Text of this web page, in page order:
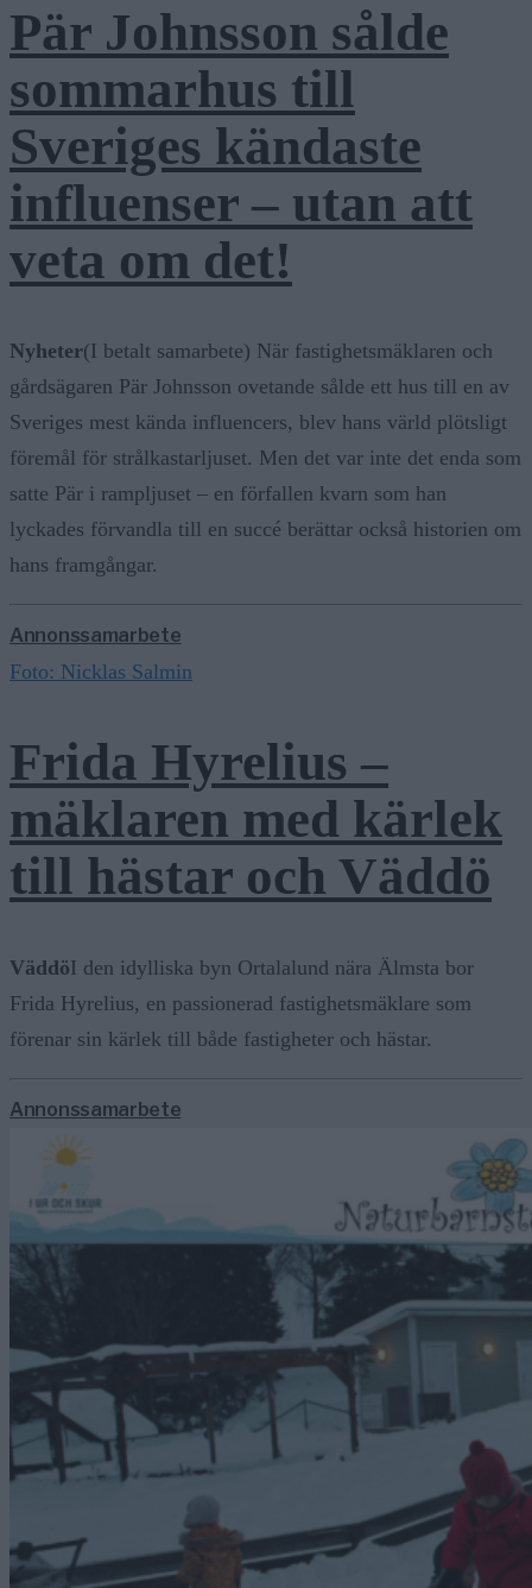
Pär Johnsson sålde
sommarhus till
Sveriges kändaste
influenser – utan att
veta om det!
Nyheter(I betalt samarbete) När fastighetsmäklaren och
gårdsägaren Pär Johnsson ovetande sålde ett hus till en av
Sveriges mest kända influencers, blev hans värld plötsligt
föremål för strålkastarljuset. Men det var inte det enda som
satte Pär i rampljuset – en förfallen kvarn som han
lyckades förvandla till en succé berättar också historien om
hans framgångar.
Annonssamarbete
Foto: Nicklas Salmin
Frida Hyrelius –
mäklaren med kärlek
till hästar och Väddö
VäddöI den idylliska byn Ortalalund nära Älmsta bor
Frida Hyrelius, en passionerad fastighetsmäklare som
förenar sin kärlek till både fastigheter och hästar.
Annonssamarbete